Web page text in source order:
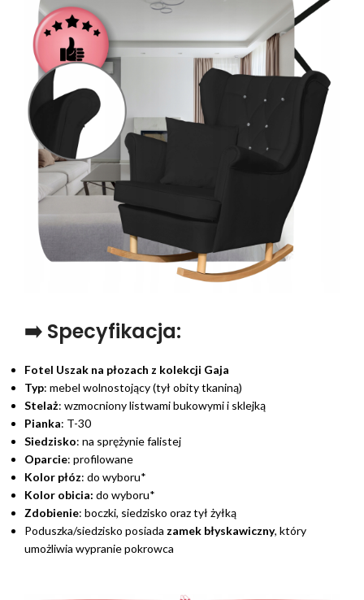
➡️ Specyfikacja:
Fotel Uszak na płozach z kolekcji Gaja
Typ: mebel wolnostojący (tył obity tkaniną)
Stelaż: wzmocniony listwami bukowymi i sklejką
Pianka: T-30
Siedzisko: na sprężynie falistej
Oparcie: profilowane
Kolor płóz: do wyboru*
Kolor obicia: do wyboru*
Zdobienie: boczki, siedzisko oraz tył żyłką
Poduszka/siedzisko posiada zamek błyskawiczny, który
umożliwia wypranie pokrowca